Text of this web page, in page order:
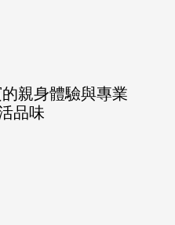
親身體驗與專業
品味